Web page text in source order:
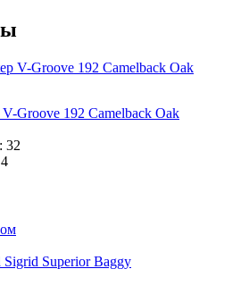
Groove 192 Camelback Oak
32
4